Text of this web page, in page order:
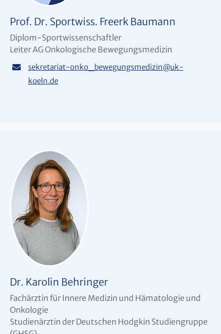
Prof. Dr. Sportwiss. Freerk Baumann
Diplom-Sportwissenschaftler
Leiter AG Onkologische Bewegungsmedizin
sekretariat-onko_bewegungsmedizin@uk-
koeln.de
Dr. Karolin Behringer
Fachärztin für Innere Medizin und Hämatologie und
Onkologie
Studienärztin der Deutschen Hodgkin Studiengruppe